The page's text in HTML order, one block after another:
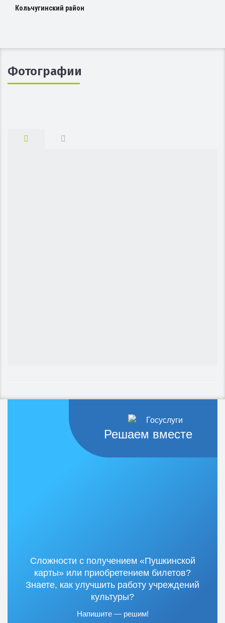
Кольчугинский район
Фотографии
Решаем вместе
Сложности с получением «Пушкинской
карты» или приобретением билетов?
Знаете, как улучшить работу учреждений
культуры?
Напишите — решим!